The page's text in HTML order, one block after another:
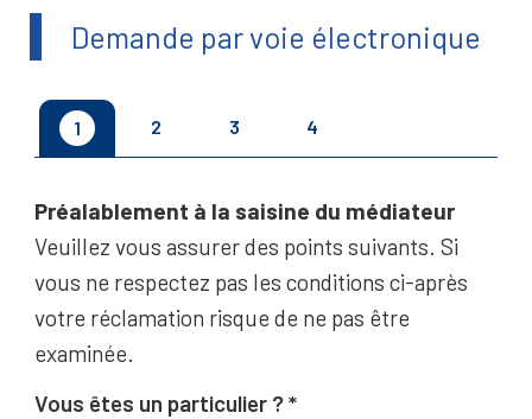
Demande par voie électronique
1 2 3 4
Préalablement à la saisine du médiateur
Veuillez vous assurer des points suivants. Si
vous ne respectez pas les conditions ci-après
votre réclamation risque de ne pas être
examinée.
Vous êtes un particulier ?